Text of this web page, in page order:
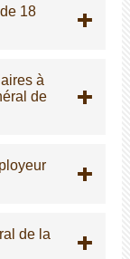
18
à
de
de la